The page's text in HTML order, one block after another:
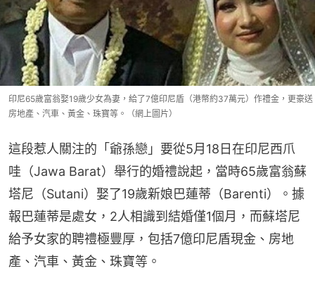
印尼65歲富翁娶19歲少女為妻，給了7億印尼盾（港幣約37萬元）作禮金，更豪送
房地產、汽車、黃金、珠寶等。（網上圖片）
這段惹人關注的「爺孫戀」要從5月18日在印尼西爪
哇（Jawa Barat）舉行的婚禮說起，當時65歲富翁蘇
塔尼（Sutani）娶了19歲新娘巴蓮蒂（Barenti）。據
報巴蓮蒂是處女，2人相識到結婚僅1個月，而蘇塔尼
給予女家的聘禮極豐厚，包括7億印尼盾現金、房地
產、汽車、黃金、珠寶等。